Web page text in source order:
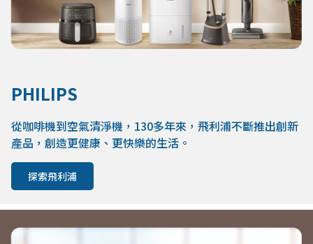
PHILIPS
從咖啡機到空氣清淨機，130多年來，飛利浦不斷推出創新
產品，創造更健康、更快樂的生活。
探索飛利浦